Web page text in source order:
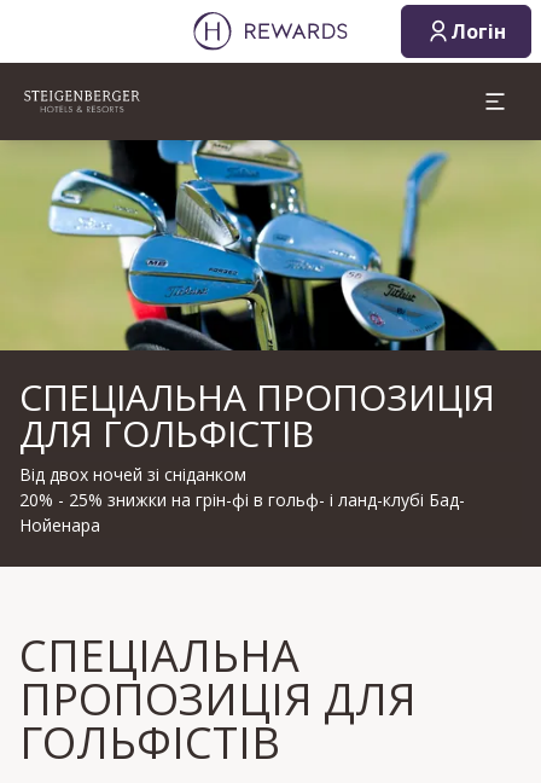
Логін
Слайд 1 з 1
СПЕЦІАЛЬНА ПРОПОЗИЦІЯ
ДЛЯ ГОЛЬФІСТІВ
Від двох ночей зі сніданком
20% - 25% знижки на грін-фі в гольф- і ланд-клубі Бад-
Нойенара
СПЕЦІАЛЬНА
ПРОПОЗИЦІЯ ДЛЯ
ГОЛЬФІСТІВ